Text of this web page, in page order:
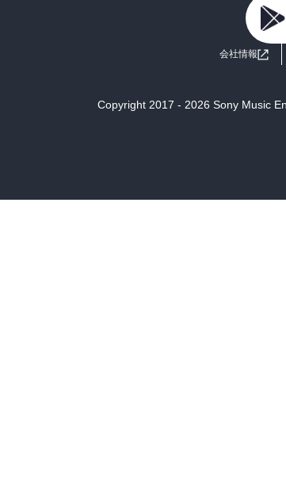
会社情報
Copyright 2017 - 2026 Sony Music